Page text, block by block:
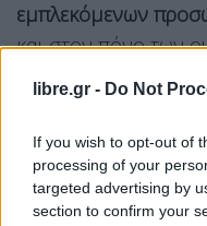
libre.gr - Do Not
If you wish to opt-out of
processing of your
targeted advertising by
section to confirm your
εμπλεκόμενων
και στον πόνο των
μέσα ενημέρωσης
παρέμβαση στην
δραματοποιημένη
Ηανακοίνωση του